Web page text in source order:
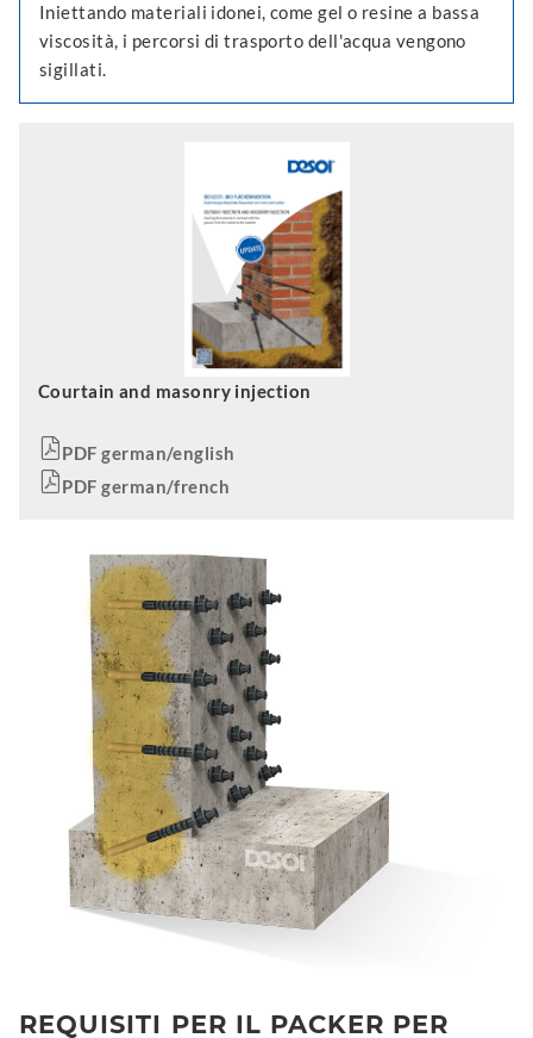
Iniettando materiali idonei, come gel o resine a bassa
viscosità, i percorsi di trasporto dell'acqua vengono
sigillati.
Courtain and masonry injection
PDF german/english
PDF german/french
REQUISITI PER IL PACKER PER